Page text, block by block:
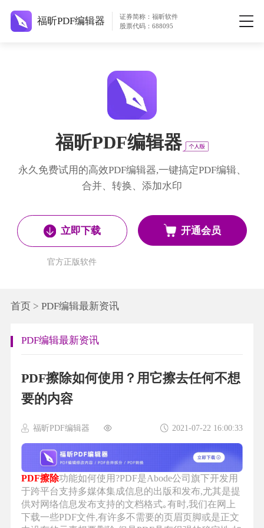
福昕PDF编辑器
证券简称：福昕软件
股票代码：688095
福昕PDF编辑器
永久免费试用的高效PDF编辑器,一键搞定PDF编辑、
合并、转换、添加水印
立即下载
官方正版软件
开通会员
首页> PDF编辑最新资讯
PDF编辑最新资讯
PDF擦除如何使用？用它擦去任何不想
要的内容
福昕PDF编辑器 2021-07-22 16:00:33
PDF擦除功能如何使用?PDF是Abode公司旗下开发用
于跨平台支持多媒体集成信息的出版和发布,尤其是提
供对网络信息发布支持的文档格式｡有时,我们在网上
下载一些PDF文件,有许多不需要的页眉页脚或是正文